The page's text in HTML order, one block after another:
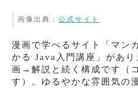
画像出典： 公式サイト
漫画で学べるサイト「マン
かる Java入門講座」があ
画→解説と続く構成です（
す）。ゆるやかな雰囲気の